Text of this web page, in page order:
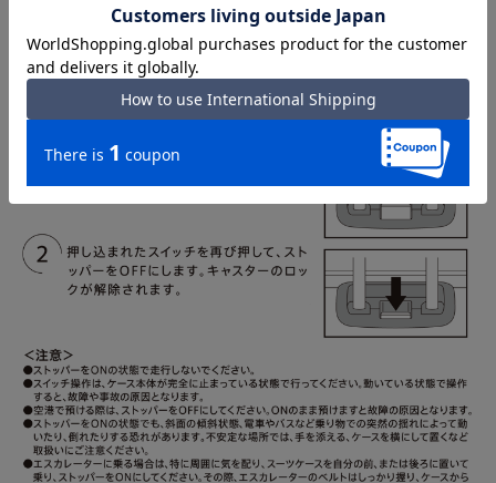
位置は異なります。
※ストッパーは補助装置となりますため、収納量や収納方法
によってはONの状態でも動いたり、倒れたりする場合がご